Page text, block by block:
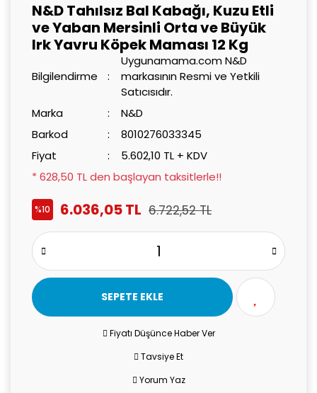
N&D Tahılsız Bal Kabağı, Kuzu Etli
ve Yaban Mersinli Orta ve Büyük
Irk Yavru Köpek Maması 12 Kg
Bilgilendirme
Uygunamama.com N&D
markasının Resmi ve Yetkili
Satıcısıdır.
Marka
N&D
Barkod
8010276033345
Fiyat
5.602,10 TL + KDV
* 628,50 TL den başlayan taksitlerle!!
%10 6.036,05 TL 6.722,52 TL
SEPETE EKLE
Fiyatı Düşünce Haber Ver
Tavsiye Et
Yorum Yaz